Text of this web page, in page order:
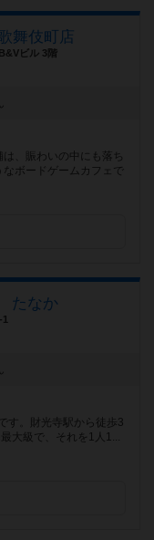
舞伎町店
ビル 3階
、賑わいの中にも落ち
ボードゲームカフェで
たなか
す。財光寺駅から徒歩3
大級で、それを1人1...